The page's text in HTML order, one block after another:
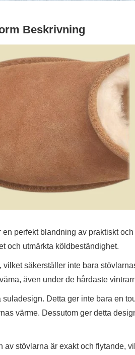
Beskrivning
perfekt blandning av praktiskt
och utmärkta köldbeständighet.
säkerställer inte bara
även under de hårdaste
Detta ger inte bara en
värme. Dessutom ger detta
stövlarna är exakt och flytande,